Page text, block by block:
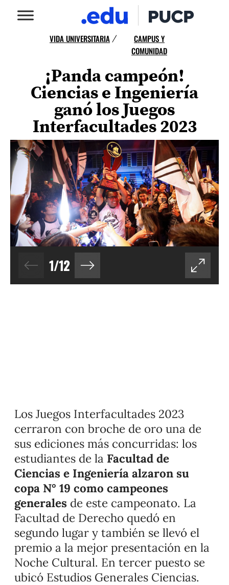
VIDA UNIVERSITARIA /
CAMPUS Y
COMUNIDAD
¡Panda campeón!
Ciencias e Ingeniería
ganó los Juegos
Interfacultades 2023
1/12
Los Juegos Interfacultades 2023
cerraron con broche de oro una de
sus ediciones más concurridas: los
estudiantes de la Facultad de
Ciencias e Ingeniería alzaron su
copa N° 19 como campeones
generales de este campeonato. La
Facultad de Derecho quedó en
segundo lugar y también se llevó el
premio a la mejor presentación en la
Noche Cultural. En tercer puesto se
ubicó Estudios Generales Ciencias.